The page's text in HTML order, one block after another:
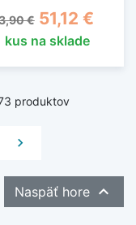
cena
€ Cena
51,12 €
kus na sklade
produktov
Ďalej

Naspäť hore 